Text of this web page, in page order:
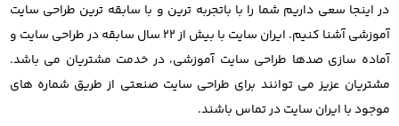
در اینجا سعی داریم شما را با باتجربه ترین و با سابقه ترین طراحی سایت
آموزشی آشنا کنیم. ایران سایت با بیش از 22 سال سابقه در طراحی سایت و
آماده سازی صدها طراحی سایت آموزشی، در خدمت مشتریان می باشد.
مشتریان عزیز می توانند برای طراحی سایت صنعتی از طریق شماره های
موجود با ایران سایت در تماس باشند.